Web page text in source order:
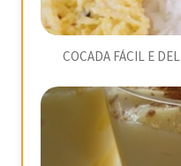
COCADA FÁCIL E